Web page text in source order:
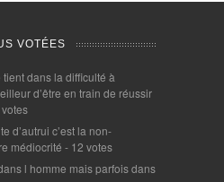
VOTÉES
dans la difficulté à
d’être en train de réussir
d’autrui c’est la non-
médiocrité - 12 votes
l homme mais parfois dans